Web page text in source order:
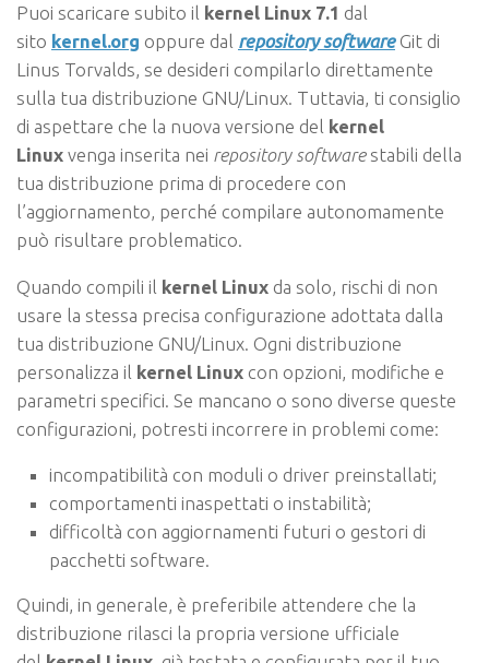
Puoi scaricare subito il kernel Linux 7.1 dal
sito kernel.org oppure dal repository softwareGit di
Linus Torvalds, se desideri compilarlo direttamente
sulla tua distribuzione GNU/Linux. Tuttavia, ti consiglio
di aspettare che la nuova versione del kernel
Linux venga inserita nei repository softwarestabili della
tua distribuzione prima di procedere con
l’aggiornamento, perché compilare autonomamente
può risultare problematico.
Quando compili il kernel Linux da solo, rischi di non
usare la stessa precisa configurazione adottata dalla
tua distribuzione GNU/Linux. Ogni distribuzione
personalizza il kernel Linux con opzioni, modifiche e
parametri specifici. Se mancano o sono diverse queste
configurazioni, potresti incorrere in problemi come:
incompatibilità con moduli o driver preinstallati;
comportamenti inaspettati o instabilità;
difficoltà con aggiornamenti futuri o gestori di
pacchetti software.
Quindi, in generale, è preferibile attendere che la
distribuzione rilasci la propria versione ufficiale